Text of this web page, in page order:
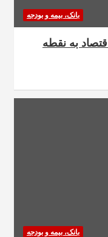
بانک، بیمه و بودجه
اقتصاد به نقطه
بانک، بیمه و بودجه